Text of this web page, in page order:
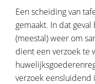
Een scheiding van
gemaakt. In dat
(meestal) weer om
dient een verzoek te
verzoek eensluidend